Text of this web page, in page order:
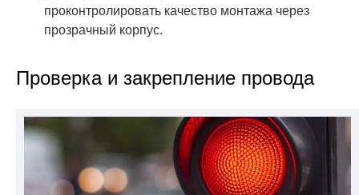
проконтролировать качество монтажа через
прозрачный корпус.
Проверка и закрепление провода